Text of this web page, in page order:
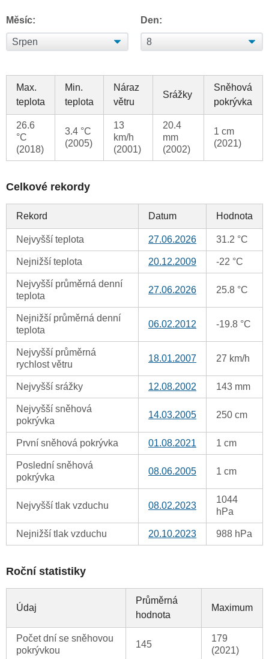
Měsíc: Den:
Max.
teplota
Min.
teplota
Náraz
větru
Srážky
Sněhová
pokrývka
26.6
°C
(2018)
3.4 °C
(2005)
13
km/h
(2001)
20.4
mm
(2002)
1 cm
(2021)
Celkové rekordy
Rekord Datum Hodnota
Nejvyšší teplota 27.06.2026 31.2 °C
Nejnižší teplota 20.12.2009 -22 °C
Nejvyšší průměrná denní
teplota
27.06.2026 25.8 °C
Nejnižší průměrná denní
teplota
06.02.2012 -19.8 °C
Nejvyšší průměrná
rychlost větru
18.01.2007 27 km/h
Nejvyšší srážky 12.08.2002 143 mm
Nejvyšší sněhová
pokrývka
14.03.2005 250 cm
První sněhová pokrývka 01.08.2021 1 cm
Poslední sněhová
pokrývka
08.06.2005 1 cm
Nejvyšší tlak vzduchu 08.02.2023
1044
hPa
Nejnižší tlak vzduchu 20.10.2023 988 hPa
Roční statistiky
Údaj
Průměrná
hodnota
Maximum
Počet dní se sněhovou
pokrývkou
145
179
(2021)